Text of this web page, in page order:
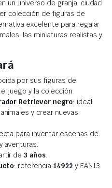
un universo de granja, ciudad
colección de figuras de
excelente para regalar
las miniaturas realistas y
por sus figuras de
juego y la colección.
Retriever negro: ideal
y crear nuevas
para inventar escenas de
aventuras.
de3 años.
: referencia14922 y EAN13